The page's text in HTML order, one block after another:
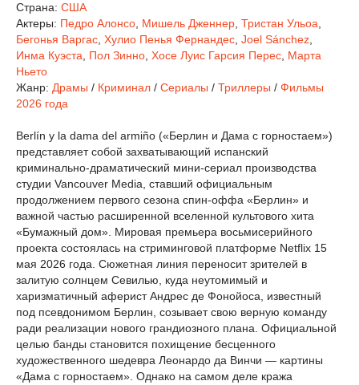
Страна: США
Актеры: Педро Алонсо Мишель Дженнер Тристан Ульоа
Бегонья Варгас Хулио Пенья Фернандес Joel Sánchez
Инма Куэста
Пол Зинно Хосе Луис Гарсия Перес Марта
Ньето
Жанр: Драмы / Криминал / Сериалы / Триллеры / Фильмы
2026 года
Berlín y la dama del armiño («Берлин и Дама с горностаем»)
представляет собой захватывающий испанский
криминально-драматический мини-сериал производства
студии Vancouver Media, ставший официальным
продолжением первого сезона спин-оффа «Берлин» и
важной частью расширенной вселенной культового хита
«Бумажный дом». Мировая премьера восьмисерийного
проекта состоялась на стриминговой платформе Netflix 15
мая 2026 года. Сюжетная линия переносит зрителей в
залитую солнцем Севилью, куда неутомимый и
харизматичный аферист Андрес де Фонойоса, известный
под псевдонимом Берлин, созывает свою верную команду
ради реализации нового грандиозного плана. Официальной
целью банды становится похищение бесценного
художественного шедевра Леонардо да Винчи — картины
«Дама с горностаем». Однако на самом деле кража